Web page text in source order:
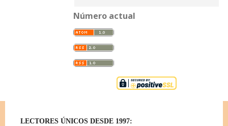
Número actual
LECTORES ÚNICOS DESDE 1997: